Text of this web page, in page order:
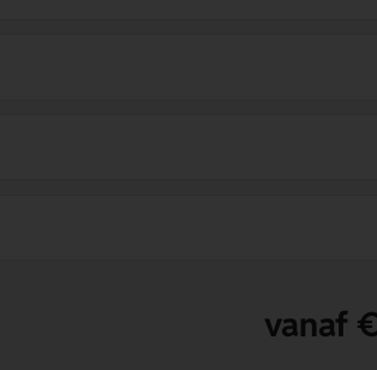
vanaf